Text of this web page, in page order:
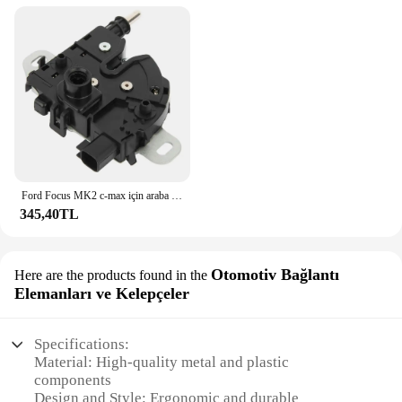
Ford Focus MK2 c-max için araba kaput kaput kilidi mandal yakalamak Mechanisn 2007-2010 3M51-16700-BC 4895286
345,40TL
Here are the products found in the Otomotiv Bağlantı
Elemanları ve Kelepçeler
Specifications:
Material: High-quality metal and plastic
components
Design and Style: Ergonomic and durable